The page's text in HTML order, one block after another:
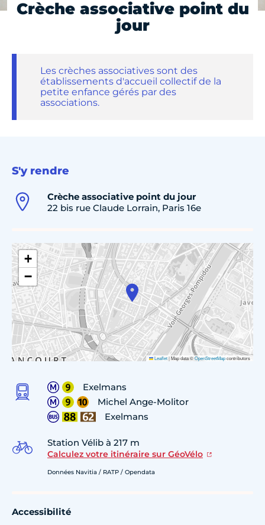
Crèche associative point du
jour
Les crèches associatives sont des
établissements d'accueil collectif de la
petite enfance gérés par des
associations.
S'y rendre
Crèche associative point du jour
22 bis rue Claude Lorrain, Paris 16e
+
−
Leaflet|Map data ©OpenStreetMapcontributors
Exelmans
Michel Ange-Molitor
Exelmans
Station Vélib à 217 m
Calculez votre itinéraire sur GéoVélo
Données Navitia / RATP / Opendata
Accessibilité